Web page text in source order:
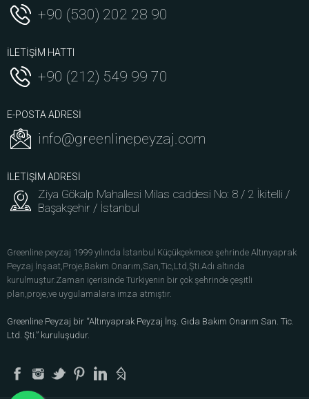
+90 (530) 202 28 90
İLETİŞİM HATTI
+90 (212) 549 99 70
E-POSTA ADRESİ
info@greenlinepeyzaj.com
İLETİŞİM ADRESİ
Ziya Gökalp Mahallesi Milas caddesi No: 8 / 2 İkitelli /
Başakşehir / İstanbul
Greenline peyzaj 1999 yılında İstanbul Küçükçekmece şehrinde Altınyaprak
Peyzaj İnşaat,Proje,Bakım Onarım,San,Tic,Ltd,Şti.Adı altında
kurulmuştur.Zaman içerisinde Türkiyenin bir çok şehrinde çeşitli
plan,proje,ve uygulamalara imza atmıştır.
Greenline Peyzaj bir “Altınyaprak Peyzaj İnş. Gıda Bakım Onarım San. Tic.
Ltd. Şti.” kuruluşudur.